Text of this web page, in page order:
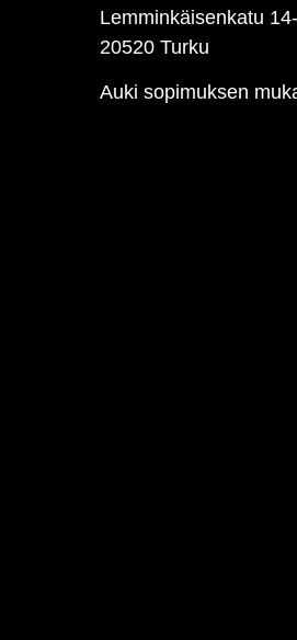
Lemminkäisenkatu
20520 Turku
Auki sopimuksen